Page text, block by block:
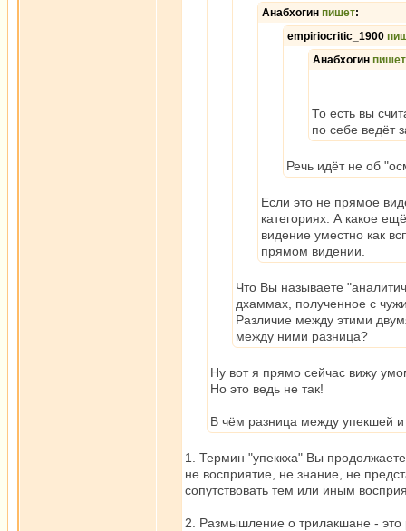
Анабхогин пишет:
empiriocritic_1900
Анабхогин пишет
То есть вы
по себе ведёт
Речь идёт не об
Если это не прямое
категориях. А какое
видение уместно как
прямом видении.
Что Вы называете
дхаммах, полученное с
Различие между этими
между ними разница?
Ну вот я прямо сейчас вижу
Но это ведь не так!
В чём разница между упекшей
1. Термин "упеккха" Вы
не восприятие, не знание, не
сопутствовать тем или иным
2. Размышление о трилакшане - это